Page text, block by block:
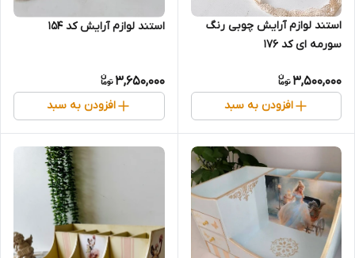
استند لوازم آرایش چوبی رنگ
سورمه ای کد 176
3,500,000
افزودن به سبد
استند لوازم آرایش کد 154
3,650,000
افزودن به سبد